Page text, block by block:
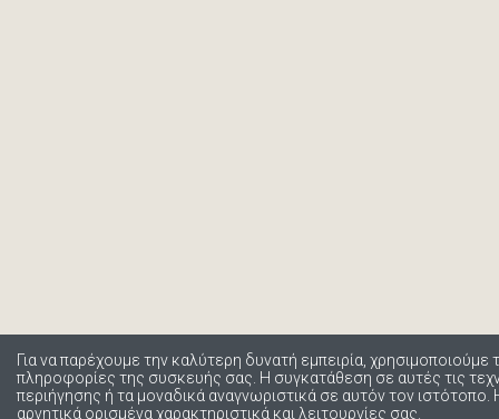
Για να παρέχουμε την καλύτερη δυνατή εμπειρία,
πληροφορίες της συσκευής σας. Η συγκατάθεση σε αυτές τις
περιήγησης ή τα μοναδικά αναγνωριστικά σε αυτόν τον
αρνητικά ορισμένα χαρακτηριστικά και λειτουργίες σας.